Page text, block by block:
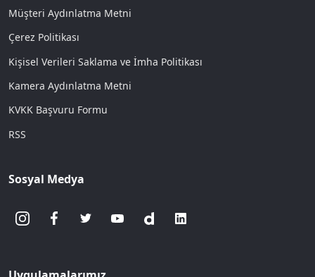
Müşteri Aydınlatma Metni
Çerez Politikası
Kişisel Verileri Saklama ve İmha Politikası
Kamera Aydınlatma Metni
KVKK Başvuru Formu
RSS
Sosyal Medya